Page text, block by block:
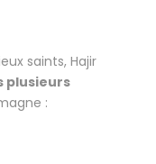
saints, Hajir
plusieurs
: